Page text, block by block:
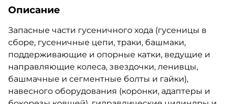
Описание
Запасные части гусеничного хода (гусеницы в
сборе, гусеничные цепи, траки, башмаки,
поддерживающие и опорные катки, ведущие и
направляющие колеса, звездочки, ленивцы,
башмачные и сегментные болты и гайки),
навесного оборудования (коронки, адаптеры и